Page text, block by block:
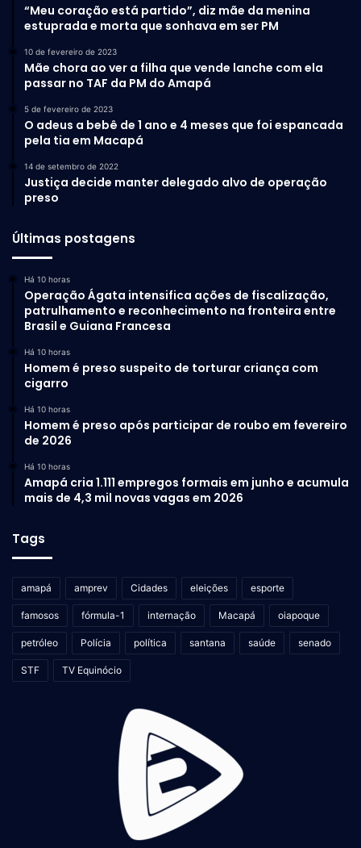
“Meu coração está partido”, diz mãe da menina
estuprada e morta que sonhava em ser PM
10 de fevereiro de 2023
Mãe chora ao ver a filha que vende lanche com ela
passar no TAF da PM do Amapá
5 de fevereiro de 2023
O adeus a bebê de 1 ano e 4 meses que foi espancada
pela tia em Macapá
14 de setembro de 2022
Justiça decide manter delegado alvo de operação
preso
Últimas postagens
Há 10 horas
Operação Ágata intensifica ações de fiscalização,
patrulhamento e reconhecimento na fronteira entre
Brasil e Guiana Francesa
Há 10 horas
Homem é preso suspeito de torturar criança com
cigarro
Há 10 horas
Homem é preso após participar de roubo em fevereiro
de 2026
Há 10 horas
Amapá cria 1.111 empregos formais em junho e acumula
mais de 4,3 mil novas vagas em 2026
Tags
amapá amprev Cidades eleições esporte
famosos fórmula-1 internação Macapá oiapoque
petróleo Polícia política santana saúde senado
STF TV Equinócio